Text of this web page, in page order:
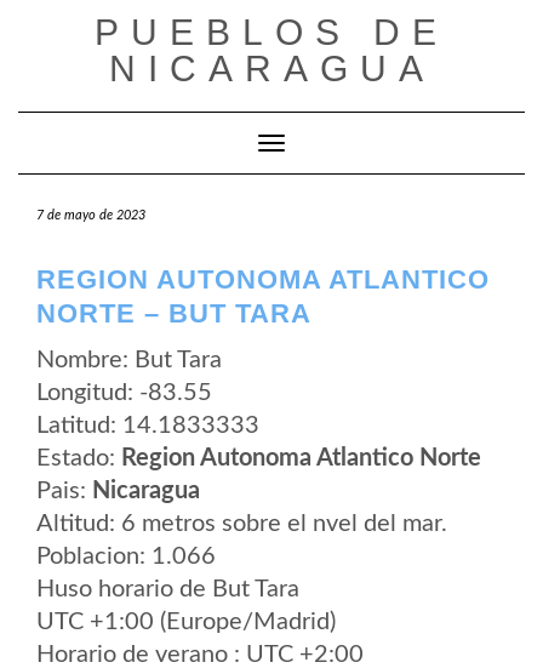
PUEBLOS DE
NICARAGUA
Cambiar modo de navegación
7 de mayo de 2023
REGION AUTONOMA ATLANTICO
NORTE – BUT TARA
Nombre: But Tara
Longitud: -83.55
Latitud: 14.1833333
Estado: Region Autonoma Atlantico Norte
Pais: Nicaragua
Altitud: 6 metros sobre el nvel del mar.
Poblacion: 1.066
Huso horario de But Tara
UTC +1:00 (Europe/Madrid)
Horario de verano : UTC +2:00